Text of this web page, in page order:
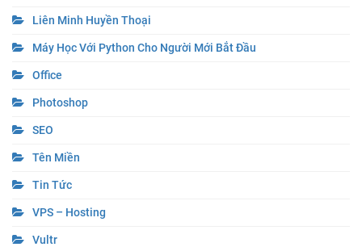
Liên Minh Huyền Thoại
Máy Học Với Python Cho Người Mới Bắt Đầu
Office
Photoshop
SEO
Tên Miền
Tin Tức
VPS – Hosting
Vultr